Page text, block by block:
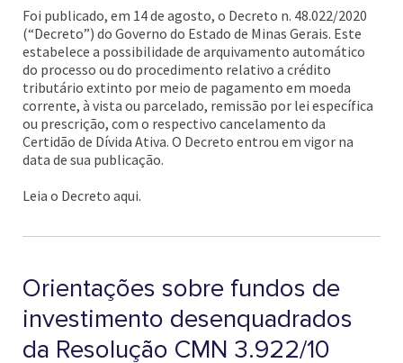
Foi publicado, em 14 de agosto, o Decreto n. 48.022/2020
(“Decreto”) do Governo do Estado de Minas Gerais. Este
estabelece a possibilidade de arquivamento automático
do processo ou do procedimento relativo a crédito
tributário extinto por meio de pagamento em moeda
corrente, à vista ou parcelado, remissão por lei específica
ou prescrição, com o respectivo cancelamento da
Certidão de Dívida Ativa. O Decreto entrou em vigor na
data de sua publicação.
Leia o Decreto aqui.
Orientações sobre fundos de
investimento desenquadrados
da Resolução CMN 3.922/10